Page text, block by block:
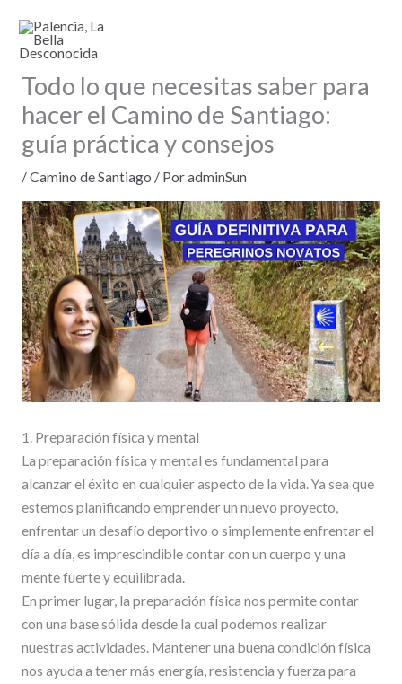
contenido
Todo lo que necesitas saber para
hacer el Camino de Santiago:
guía práctica y consejos
/Camino de Santiago / PoradminSun
1. Preparación física y mental
La preparación física y mental es fundamental para
alcanzar el éxito en cualquier aspecto de la vida. Ya sea que
estemos planificando emprender un nuevo proyecto,
enfrentar un desafío deportivo o simplemente enfrentar el
día a día, es imprescindible contar con un cuerpo y una
mente fuerte y equilibrada.
En primer lugar, la preparación física nos permite contar
con una base sólida desde la cual podemos realizar
nuestras actividades. Mantener una buena condición física
nos ayuda a tener más energía, resistencia y fuerza para